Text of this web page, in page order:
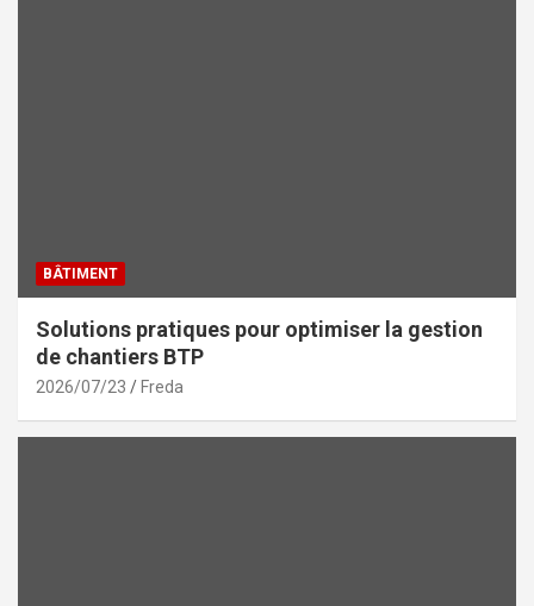
BÂTIMENT
Solutions pratiques pour optimiser la gestion
de chantiers BTP
2026/07/23 Freda